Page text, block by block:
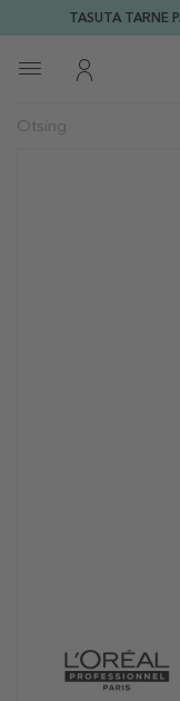
TASUTA TARNE